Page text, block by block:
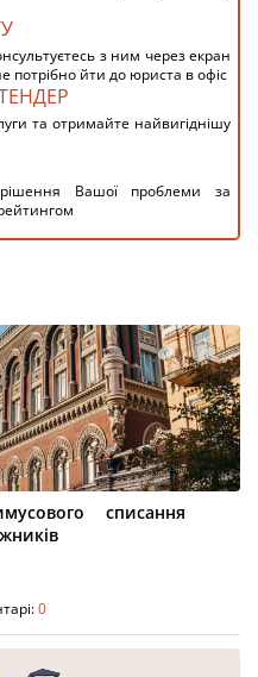
з ним через екран
потрібно йти до юриста в офіс
та отримайте найвигіднішу
Вашої проблеми за
списання
0